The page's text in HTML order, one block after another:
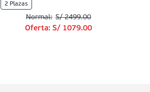
2 Plazas
S/ 2499.00
Oferta: S/ 1079.00